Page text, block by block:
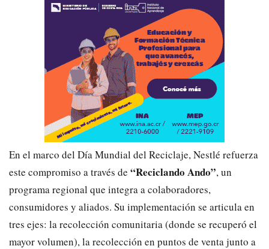
​En el marco del Día Mundial del Reciclaje, Nestlé refuerza
este compromiso a través de “Reciclando Ando”, un
programa regional que integra a colaboradores,
consumidores y aliados. Su implementación se articula en
tres ejes: la recolección comunitaria (donde se recuperó el
mayor volumen), la recolección en puntos de venta junto a